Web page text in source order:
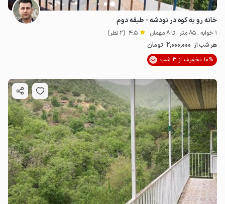
خانه رو به کوه در نودشه - طبقه دوم
1 خوابه . 85 متر . تا 8 مهمان 4.5 (2 نظر)
هر شب از 2٬000٬000 تومان
10% تخفیف از 3 شب